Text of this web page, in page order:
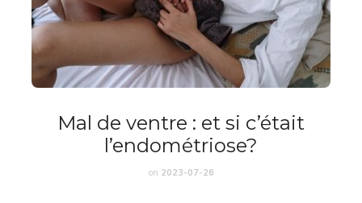
Mal de ventre : et si c’était
l’endométriose?
on 2023-07-26